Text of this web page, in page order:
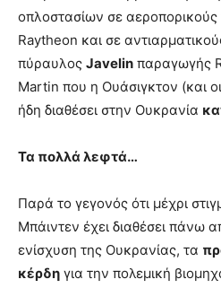
οπλοστασίων σε
Raytheon και σε
πύραυλος Javelin παραγωγής
Martin που η Ουάσιγκτον (και
ήδη διαθέσει στην Ουκρανία
Τα πολλά λεφτά…
Παρά το γεγονός ότι μέχρι
Μπάιντεν έχει διαθέσει πάνω
ενίσχυση της Ουκρανίας, τα
κέρδη για την πολεμική